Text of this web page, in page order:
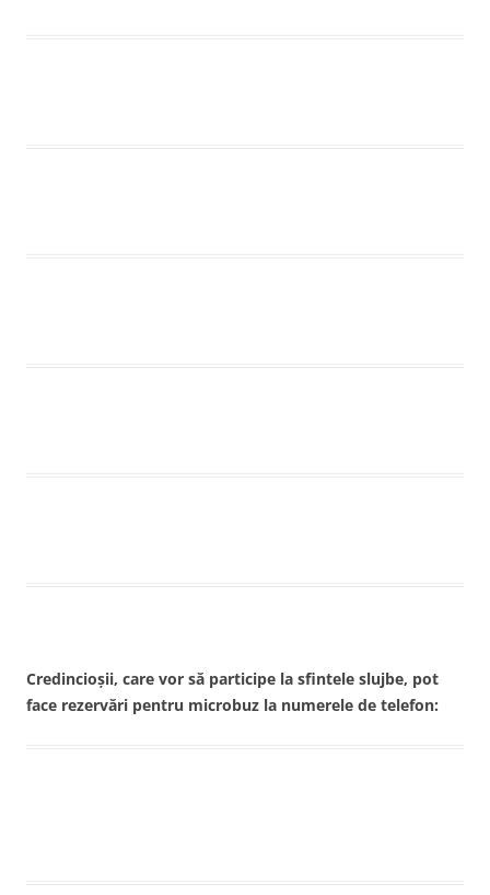
Credincioşii, care vor să participe la sfintele slujbe, pot
face rezervări pentru microbuz la numerele de telefon: